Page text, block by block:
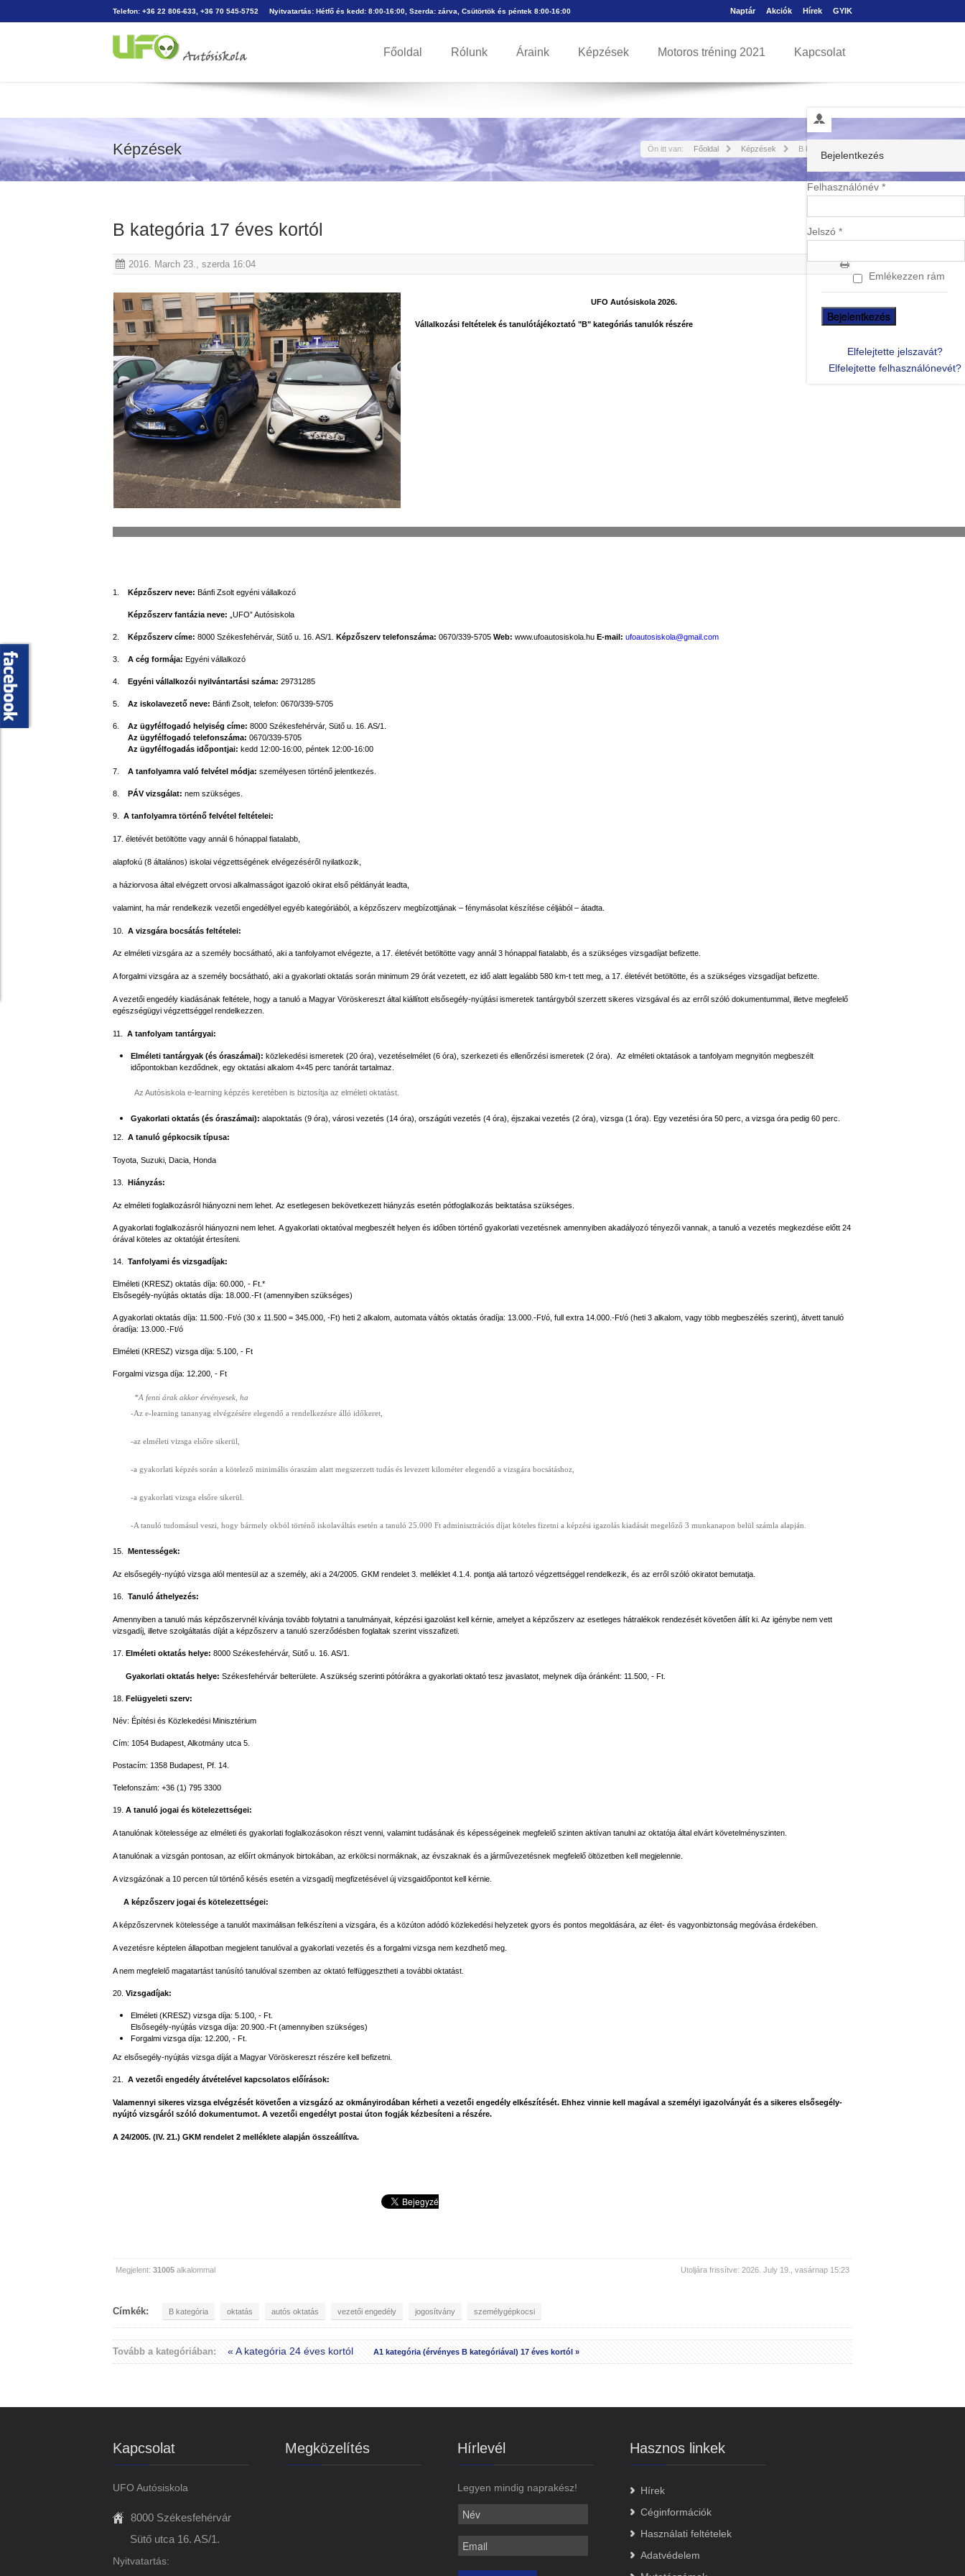
Telefon: +36 22 806-633, +36 70 545-5752 Nyitvatartás: Hétfő és kedd: 8:00-16:00, Szerda: zárva, Csütörtök és péntek 8:00-16:00 Naptár Akciók Hírek GYIK
Főoldal Rólunk Áraink Képzések Motoros tréning 2021 Kapcsolat
Bejelentkezés
Felhasználónév *
Jelszó *
Emlékezzen rám
Elfelejtette jelszavát?
Elfelejtette felhasználónevét?
Képzések Ön itt van: Főoldal Képzések B kategória
B kategória 17 éves kortól
2016. March 23., szerda 16:04
UFO Autósiskola 2026.
Vállalkozási feltételek és tanulótájékoztató "B" kategóriás tanulók részére
1. Képzőszerv neve: Bánfi Zsolt egyéni vállalkozó
Képzőszerv fantázia neve: „UFO” Autósiskola
2. Képzőszerv címe: 8000 Székesfehérvár, Sütő u. 16. AS/1. Képzőszerv telefonszáma: 0670/339-5705 Web: www.ufoautosiskola.hu E-mail: ufoautosiskola@gmail.com
3. A cég formája: Egyéni vállalkozó
4. Egyéni vállalkozói nyilvántartási száma: 29731285
5. Az iskolavezető neve: Bánfi Zsolt, telefon: 0670/339-5705
6. Az ügyfélfogadó helyiség címe: 8000 Székesfehérvár, Sütő u. 16. AS/1.
Az ügyfélfogadó telefonszáma: 0670/339-5705
Az ügyfélfogadás időpontjai: kedd 12:00-16:00, péntek 12:00-16:00
7. A tanfolyamra való felvétel módja: személyesen történő jelentkezés.
8. PÁV vizsgálat: nem szükséges.
9. A tanfolyamra történő felvétel feltételei:
17. életévét betöltötte vagy annál 6 hónappal fiatalabb,
alapfokú (8 általános) iskolai végzettségének elvégezéséről nyilatkozik,
a háziorvosa által elvégzett orvosi alkalmasságot igazoló okirat első példányát leadta,
valamint, ha már rendelkezik vezetői engedéllyel egyéb kategóriából, a képzőszerv megbízottjának – fénymásolat készítése céljából – átadta.
10. A vizsgára bocsátás feltételei:
Az elméleti vizsgára az a személy bocsátható, aki a tanfolyamot elvégezte, a 17. életévét betöltötte vagy annál 3 hónappal fiatalabb, és a szükséges vizsgadíjat befizette.
A forgalmi vizsgára az a személy bocsátható, aki a gyakorlati oktatás során minimum 29 órát vezetett, ez idő alatt legalább 580 km-t tett meg, a 17. életévét betöltötte, és a szükséges vizsgadíjat befizette.
A vezetői engedély kiadásának feltétele, hogy a tanuló a Magyar Vöröskereszt által kiállított elsősegély-nyújtási ismeretek tantárgyból szerzett sikeres vizsgával és az erről szóló dokumentummal, illetve megfelelő
egészségügyi végzettséggel rendelkezzen.
11. A tanfolyam tantárgyai:
Elméleti tantárgyak (és óraszámai): közlekedési ismeretek (20 óra), vezetéselmélet (6 óra), szerkezeti és ellenőrzési ismeretek (2 óra). Az elméleti oktatások a tanfolyam megnyitón megbeszélt
időpontokban kezdődnek, egy oktatási alkalom 4×45 perc tanórát tartalmaz.
Az Autósiskola e-learning képzés keretében is biztosítja az elméleti oktatást.
Gyakorlati oktatás (és óraszámai): alapoktatás (9 óra), városi vezetés (14 óra), országúti vezetés (4 óra), éjszakai vezetés (2 óra), vizsga (1 óra). Egy vezetési óra 50 perc, a vizsga óra pedig 60 perc.
12. A tanuló gépkocsik típusa:
Toyota, Suzuki, Dacia, Honda
13. Hiányzás:
Az elméleti foglalkozásról hiányozni nem lehet. Az esetlegesen bekövetkezett hiányzás esetén pótfoglalkozás beiktatása szükséges.
A gyakorlati foglalkozásról hiányozni nem lehet. A gyakorlati oktatóval megbeszélt helyen és időben történő gyakorlati vezetésnek amennyiben akadályozó tényezői vannak, a tanuló a vezetés megkezdése előtt 24
órával köteles az oktatóját értesíteni.
14. Tanfolyami és vizsgadíjak:
Elméleti (KRESZ) oktatás díja: 60.000, - Ft.*
Elsősegély-nyújtás oktatás díja: 18.000.-Ft (amennyiben szükséges)
A gyakorlati oktatás díja: 11.500.-Ft/ó (30 x 11.500 = 345.000, -Ft) heti 2 alkalom, automata váltós oktatás óradíja: 13.000.-Ft/ó, full extra 14.000.-Ft/ó (heti 3 alkalom, vagy több megbeszélés szerint), átvett tanuló
óradíja: 13.000.-Ft/ó
Elméleti (KRESZ) vizsga díja: 5.100, - Ft
Forgalmi vizsga díja: 12.200, - Ft
*A fenti árak akkor érvényesek, ha
-Az e-learning tananyag elvégzésére elegendő a rendelkezésre álló időkeret,
-az elméleti vizsga elsőre sikerül,
-a gyakorlati képzés során a kötelező minimális óraszám alatt megszerzett tudás és levezett kilométer elegendő a vizsgára bocsátáshoz,
-a gyakorlati vizsga elsőre sikerül.
-A tanuló tudomásul veszi, hogy bármely okból történő iskolaváltás esetén a tanuló 25.000 Ft adminisztrációs díjat köteles fizetni a képzési igazolás kiadását megelőző 3 munkanapon belül számla alapján.
15. Mentességek:
Az elsősegély-nyújtó vizsga alól mentesül az a személy, aki a 24/2005. GKM rendelet 3. melléklet 4.1.4. pontja alá tartozó végzettséggel rendelkezik, és az erről szóló okiratot bemutatja.
16. Tanuló áthelyezés:
Amennyiben a tanuló más képzőszervnél kívánja tovább folytatni a tanulmányait, képzési igazolást kell kérnie, amelyet a képzőszerv az esetleges hátralékok rendezését követően állít ki. Az igénybe nem vett
vizsgadíj, illetve szolgáltatás díját a képzőszerv a tanuló szerződésben foglaltak szerint visszafizeti.
17. Elméleti oktatás helye: 8000 Székesfehérvár, Sütő u. 16. AS/1.
Gyakorlati oktatás helye: Székesfehérvár belterülete. A szükség szerinti pótórákra a gyakorlati oktató tesz javaslatot, melynek díja óránként: 11.500, - Ft.
18. Felügyeleti szerv:
Név: Építési és Közlekedési Minisztérium
Cím: 1054 Budapest, Alkotmány utca 5.
Postacím: 1358 Budapest, Pf. 14.
Telefonszám: +36 (1) 795 3300
19. A tanuló jogai és kötelezettségei:
A tanulónak kötelessége az elméleti és gyakorlati foglalkozásokon részt venni, valamint tudásának és képességeinek megfelelő szinten aktívan tanulni az oktatója által elvárt követelményszinten.
A tanulónak a vizsgán pontosan, az előírt okmányok birtokában, az erkölcsi normáknak, az évszaknak és a járművezetésnek megfelelő öltözetben kell megjelennie.
A vizsgázónak a 10 percen túl történő késés esetén a vizsgadíj megfizetésével új vizsgaidőpontot kell kérnie.
A képzőszerv jogai és kötelezettségei:
A képzőszervnek kötelessége a tanulót maximálisan felkészíteni a vizsgára, és a közúton adódó közlekedési helyzetek gyors és pontos megoldására, az élet- és vagyonbiztonság megóvása érdekében.
A vezetésre képtelen állapotban megjelent tanulóval a gyakorlati vezetés és a forgalmi vizsga nem kezdhető meg.
A nem megfelelő magatartást tanúsító tanulóval szemben az oktató felfüggesztheti a további oktatást.
20. Vizsgadíjak:
Elméleti (KRESZ) vizsga díja: 5.100, - Ft.
Elsősegély-nyújtás vizsga díja: 20.900.-Ft (amennyiben szükséges)
Forgalmi vizsga díja: 12.200, - Ft.
Az elsősegély-nyújtás vizsga díját a Magyar Vöröskereszt részére kell befizetni.
21. A vezetői engedély átvételével kapcsolatos előírások:
Valamennyi sikeres vizsga elvégzését követően a vizsgázó az okmányirodában kérheti a vezetői engedély elkészítését. Ehhez vinnie kell magával a személyi igazolványát és a sikeres elsősegély-
nyújtó vizsgáról szóló dokumentumot. A vezetői engedélyt postai úton fogják kézbesíteni a részére.
A 24/2005. (lV. 21.) GKM rendelet 2 melléklete alapján összeállítva.
Megjelent: 31005 alkalommal Utoljára frissítve: 2026. July 19., vasárnap 15:23
Címkék: B kategória oktatás autós oktatás vezetői engedély jogosítvány személygépkocsi
Tovább a kategóriában: « A kategória 24 éves kortól A1 kategória (érvényes B kategóriával) 17 éves kortól »
Kapcsolat
UFO Autósiskola
8000 Székesfehérvár
Sütő utca 16. AS/1.
Nyitvatartás:
Megközelítés Hírlevél
Legyen mindig naprakész!
Hasznos linkek
Hírek
Céginformációk
Használati feltételek
Adatvédelem